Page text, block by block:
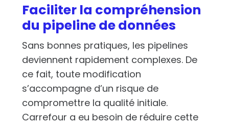
Faciliter la compréhension
du pipeline de données
Sans bonnes pratiques, les pipelines
deviennent rapidement complexes. De
ce fait, toute modification
s’accompagne d’un risque de
compromettre la qualité initiale.
Carrefour a eu besoin de réduire cette